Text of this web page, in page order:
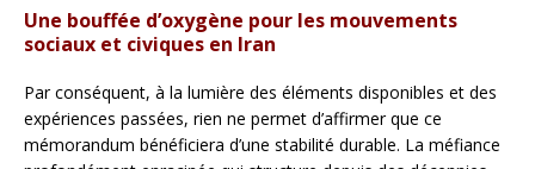
Une bouffée d’oxygène pour les mouvements
sociaux et civiques en Iran
Par conséquent, à la lumière des éléments disponibles et des
expériences passées, rien ne permet d’affirmer que ce
mémorandum bénéficiera d’une stabilité durable. La méfiance